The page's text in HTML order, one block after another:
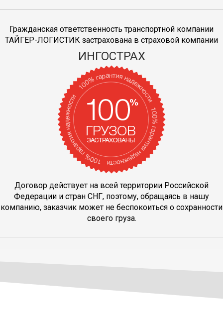
Гражданская ответственность транспортной компании
ТАЙГЕР-ЛОГИСТИК застрахована в страховой компании
ИНГОСТРАХ
Договор действует на всей территории Российской
Федерации и стран СНГ, поэтому, обращаясь в нашу
компанию, заказчик может не беспокоиться о сохранности
своего груза.